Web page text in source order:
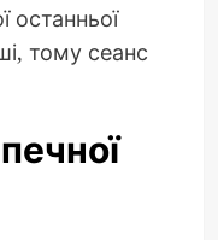
останньої
тому сеанс